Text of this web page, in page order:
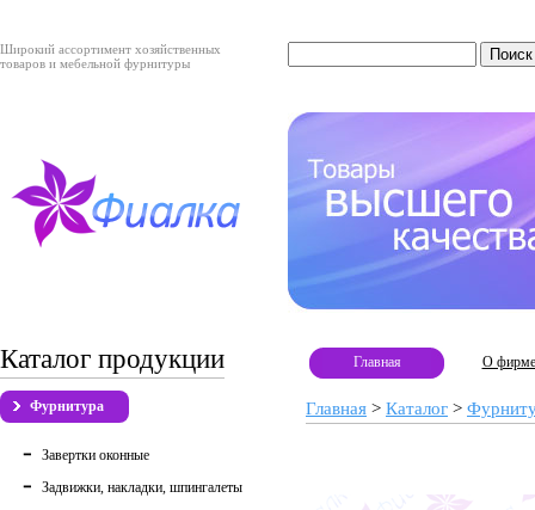
Широкий ассортимент хозяйственных
товаров и мебельной фурнитуры
Каталог продукции
Фурнитура
Завертки оконные
Задвижки, накладки, шпингалеты
Главная О фирме
Главная > Каталог >